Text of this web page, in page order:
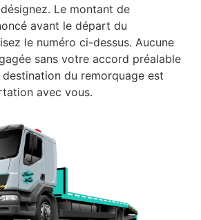
Le montant de
avant le départ du
le numéro ci-dessus. Aucune
sans votre accord préalable
du remorquage est
avec vous.